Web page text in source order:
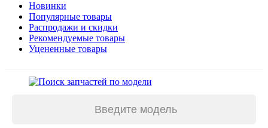
Новинки
Популярные товары
Распродажи и скидки
Рекомендуемые товары
Уцененные товары